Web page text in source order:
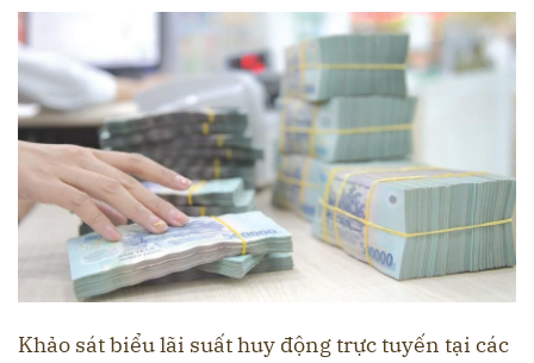
Khảo sát biểu lãi suất huy động trực tuyến tại các